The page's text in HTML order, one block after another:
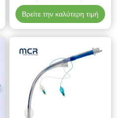
Βρείτε την καλύτερη τιμή